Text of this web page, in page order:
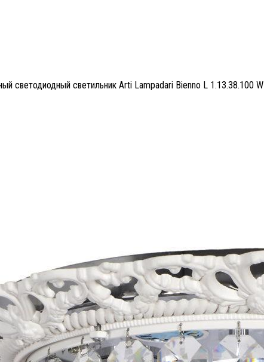
светодиодный светильник Arti Lampadari Bienno L 1.13.38.100 W